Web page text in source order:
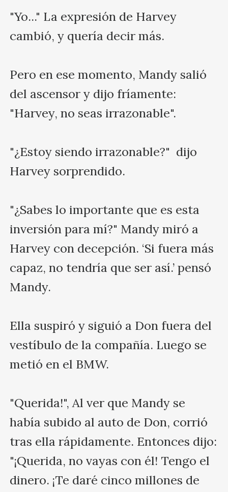
"Yo..." La expresión de Harvey
cambió, y quería decir más.
Pero en ese momento, Mandy salió
del ascensor y dijo fríamente:
"Harvey, no seas irrazonable".
"¿Estoy siendo irrazonable?"  dijo
Harvey sorprendido.
"¿Sabes lo importante que es esta
inversión para mí?" Mandy miró a
Harvey con decepción. ‘Si fuera más
capaz, no tendría que ser así.’ pensó
Mandy.
Ella suspiró y siguió a Don fuera del
vestíbulo de la compañía. Luego se
metió en el BMW.
"Querida!", Al ver que Mandy se
había subido al auto de Don, corrió
tras ella rápidamente. Entonces dijo:
"¡Querida, no vayas con él! Tengo el
dinero. ¡Te daré cinco millones de